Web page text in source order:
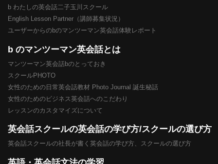
b わたしの英会話二子玉川スクール
English Lesson Partner（講師募集状況）
ユーザーからのbのマンツーマン英会話体験レポート
b のマンツーマン英会話とは
マンツーマン英会話bのとっておき
スクールPHOTO
女性のための日常英会話教材 Photo Journal 誕生秘話
女性のためのビジネス英会話へのこだわり
レッスンのカスタマイズについて
英会話スクールの英会話の学び方/スクールの選び方
英会話スクールの社長が書く英会話の学び方、スクールの選び方